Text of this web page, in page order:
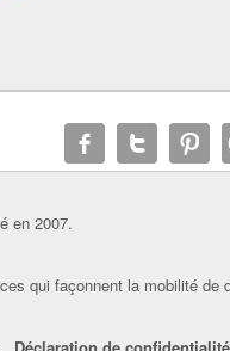
en 2007.
qui façonnent la mobilité de